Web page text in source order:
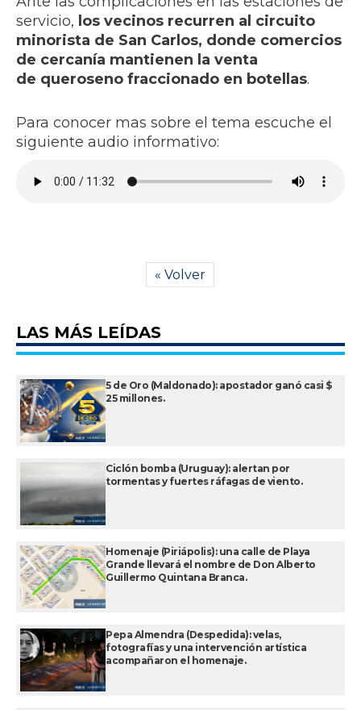
servicio, los vecinos recurren al circuito
minorista de San Carlos, donde comercios
de cercanía mantienen la venta
de queroseno fraccionado en botellas.
Para conocer mas sobre el tema escuche el
siguiente audio informativo:
« Volver
LAS MÁS LEÍDAS
5 de Oro (Maldonado): apostador ganó casi $
25 millones.
Ciclón bomba (Uruguay): alertan por
tormentas y fuertes ráfagas de viento.
Homenaje (Piriápolis): una calle de Playa
Grande llevará el nombre de Don Alberto
Guillermo Quintana Branca.
Pepa Almendra (Despedida): velas,
fotografías y una intervención artística
acompañaron el homenaje.